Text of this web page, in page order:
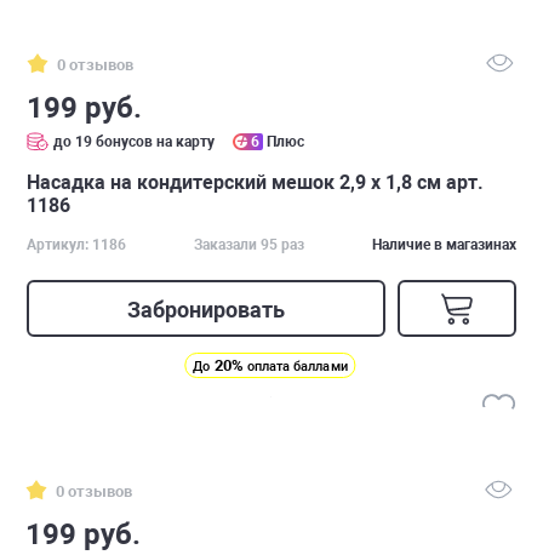
0 отзывов
199 руб.
до 19 бонусов на карту 6 Плюс
Насадка на кондитерский мешок 2,9 х 1,8 см арт.
1186
Артикул: 1186 Заказали 95 раз Наличие в магазинах
Забронировать
До 20% оплата баллами
0 отзывов
199 руб.